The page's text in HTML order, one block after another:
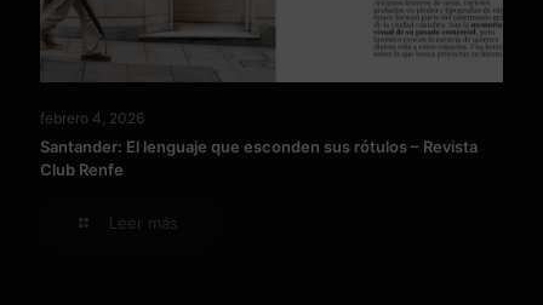
febrero 4, 2026
Santander: El lenguaje que esconden sus rótulos – Revista
Club Renfe
Leer más